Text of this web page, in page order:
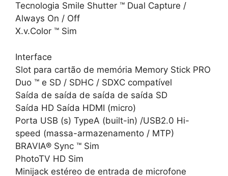
Tecnologia Smile Shutter ™ Dual Capture /
Always On / Off
X.v.Color ™ Sim
Interface
Slot para cartão de memória Memory Stick PRO
Duo ™ e SD / SDHC / SDXC compatível
Saída de saída de saída de saída SD
Saída HD Saída HDMI (micro)
Porta USB (s) TypeA (built-in) /USB2.0 Hi-
speed (massa-armazenamento / MTP)
BRAVIA® Sync ™ Sim
PhotoTV HD Sim
Minijack estéreo de entrada de microfone